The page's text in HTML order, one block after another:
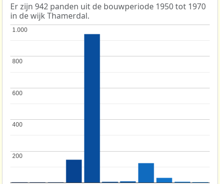
Er zijn 942 panden uit de bouwperiode 1950 tot 1970
in de wijk Thamerdal.
200
200
400
400
600
600
800
800
1.000
1.000